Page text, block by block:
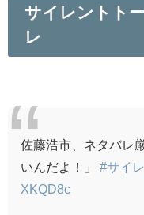
サイレントト
レ
佐藤浩市、ネタバレ
いんだよ！」 #サイ
XKQD8c